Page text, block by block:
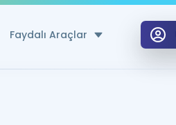
Faydalı Araçlar